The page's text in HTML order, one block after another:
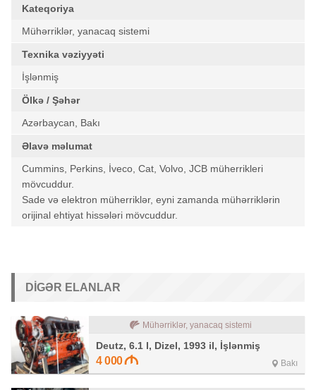
Kateqoriya
Mühərriklər, yanacaq sistemi
Texnika vəziyyəti
İşlənmiş
Ölkə / Şəhər
Azərbaycan, Bakı
Əlavə məlumat
Cummins, Perkins, İveco, Cat, Volvo, JCB müherrikleri
mövcuddur.
Sade və elektron müherriklər, eyni zamanda mühərriklərin
orijinal ehtiyat hissələri mövcuddur.
DIGƏR ELANLAR
Mühərriklər, yanacaq sistemi
Deutz, 6.1 l, Dizel, 1993 il, İşlənmiş
4 000 Bakı